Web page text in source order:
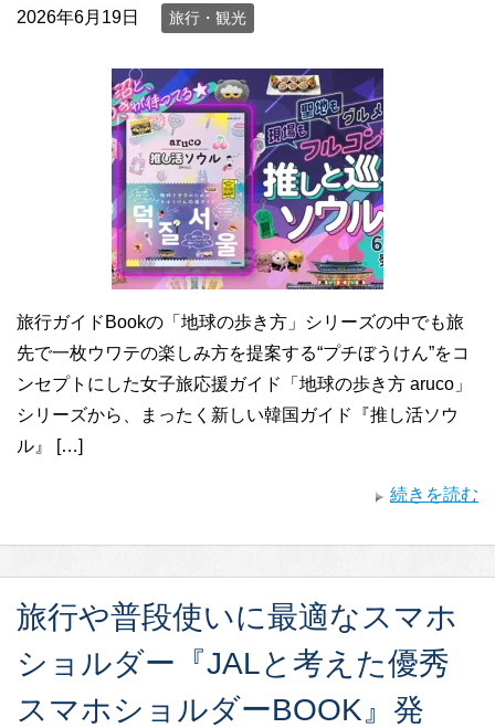
2026年6月19日 旅行・観光
旅行ガイドBookの「地球の歩き方」シリーズの中でも旅
先で一枚ウワテの楽しみ方を提案する“プチぼうけん”をコ
ンセプトにした女子旅応援ガイド「地球の歩き方 aruco」
シリーズから、まったく新しい韓国ガイド『推し活ソウ
ル』 […]
続きを読む
旅行や普段使いに最適なスマホ
ショルダー『JALと考えた優秀
スマホショルダーBOOK』発